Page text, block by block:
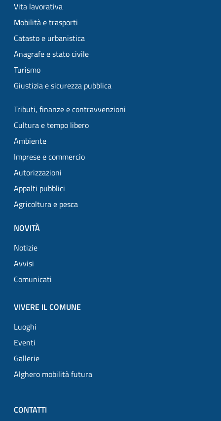
Vita lavorativa
Mobilità e trasporti
Catasto e urbanistica
Anagrafe e stato civile
Turismo
Giustizia e sicurezza pubblica
Tributi, finanze e contravvenzioni
Cultura e tempo libero
Ambiente
Imprese e commercio
Autorizzazioni
Appalti pubblici
Agricoltura e pesca
NOVITÀ
Notizie
Avvisi
Comunicati
VIVERE IL COMUNE
Luoghi
Eventi
Gallerie
Alghero mobilità futura
CONTATTI